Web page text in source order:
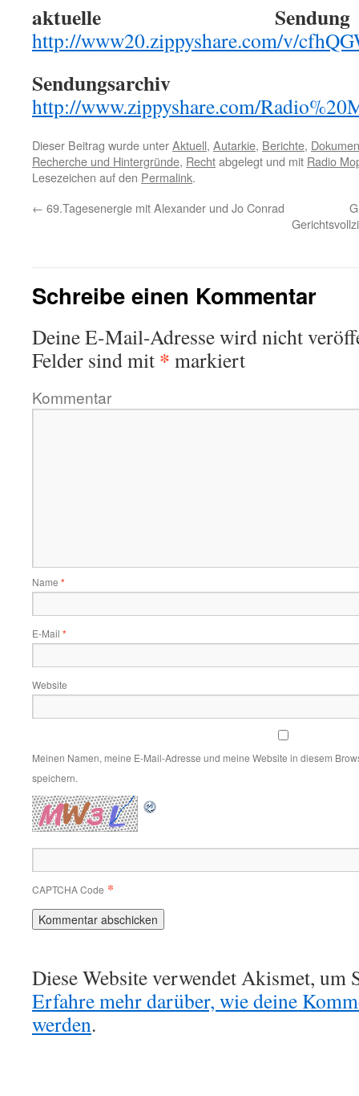
aktuelle Sendung
http://www20.zippyshare.com/v/
Sendungsarchiv
http://www.zippyshare.com/
Dieser Beitrag wurde unterAktuell, Autarkie, Berichte,
Recherche und Hintergründe, Rechtabgelegt und mit Radio
Lesezeichen auf den Permalink.
← 69.Tagesenergie mit Alexander und Jo Conrad
Schreibe einen Kommentar
Deine E-Mail-Adresse wird nicht
Felder sind mit * markiert
Kommentar
Name *
E-Mail *
Website
Meinen Namen, meine E-Mail-Adresse und meine Website in diesem
speichern.
CAPTCHA Code *
Diese Website verwendet Akismet, um
Erfahre mehr darüber, wie deine
werden.